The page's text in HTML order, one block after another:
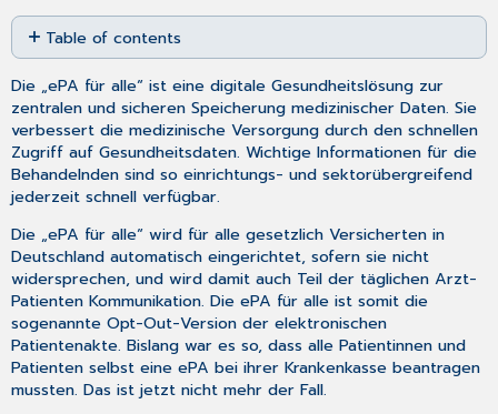
Save
as
PDF
Table of contents
No
headers
Die „ePA für alle“ ist eine digitale Gesundheitslösung zur
zentralen und sicheren Speicherung medizinischer Daten. Sie
verbessert die medizinische Versorgung durch den schnellen
Zugriff auf Gesundheitsdaten. Wichtige Informationen für die
Behandelnden sind so einrichtungs- und sektorübergreifend
jederzeit schnell verfügbar.
Die „ePA für alle“ wird für alle gesetzlich Versicherten in
Deutschland automatisch eingerichtet, sofern sie nicht
widersprechen, und wird damit auch Teil der täglichen Arzt-
Patienten Kommunikation. Die ePA für alle ist somit die
sogenannte Opt-Out-Version der elektronischen
Patientenakte. Bislang war es so, dass alle Patientinnen und
Patienten selbst eine ePA bei ihrer Krankenkasse beantragen
mussten. Das ist jetzt nicht mehr der Fall.